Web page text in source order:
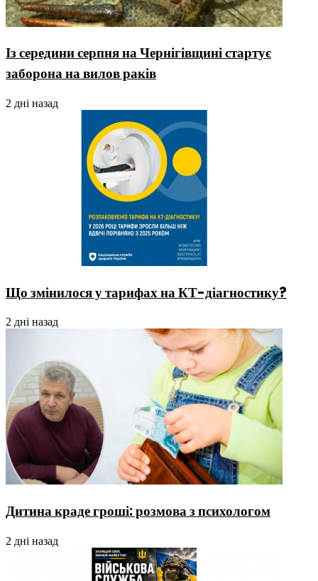
Із середини серпня на Чернігівщині стартує
заборона на вилов раків
2 дні назад
Що змінилося у тарифах на КТ-діагностику?
2 дні назад
Дитина краде гроші: розмова з психологом
2 дні назад